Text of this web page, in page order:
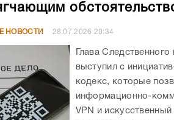
НОВОСТИ 28.07.2026 20:34
Глава
выступил с
кодекс, которые
информационно-
VPN и